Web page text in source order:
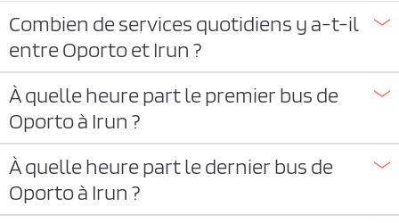
Combien de services quotidiens y a-t-il
entre Oporto et Irun ?
À quelle heure part le premier bus de
Oporto à Irun ?
À quelle heure part le dernier bus de
Oporto à Irun ?